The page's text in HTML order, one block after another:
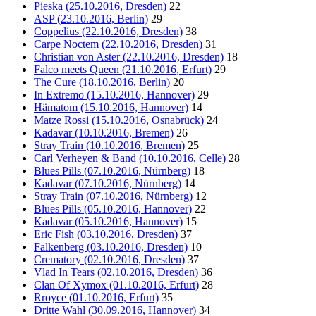
Pieska (25.10.2016, Dresden) 22
ASP (23.10.2016, Berlin) 29
Coppelius (22.10.2016, Dresden) 38
Carpe Noctem (22.10.2016, Dresden) 31
Christian von Aster (22.10.2016, Dresden) 18
Falco meets Queen (21.10.2016, Erfurt) 29
The Cure (18.10.2016, Berlin) 20
In Extremo (15.10.2016, Hannover) 29
Hämatom (15.10.2016, Hannover) 14
Matze Rossi (15.10.2016, Osnabrück) 24
Kadavar (10.10.2016, Bremen) 26
Stray Train (10.10.2016, Bremen) 25
Carl Verheyen & Band (10.10.2016, Celle) 28
Blues Pills (07.10.2016, Nürnberg) 18
Kadavar (07.10.2016, Nürnberg) 14
Stray Train (07.10.2016, Nürnberg) 12
Blues Pills (05.10.2016, Hannover) 22
Kadavar (05.10.2016, Hannover) 15
Eric Fish (03.10.2016, Dresden) 37
Falkenberg (03.10.2016, Dresden) 10
Crematory (02.10.2016, Dresden) 37
Vlad In Tears (02.10.2016, Dresden) 36
Clan Of Xymox (01.10.2016, Erfurt) 28
Rroyce (01.10.2016, Erfurt) 35
Dritte Wahl (30.09.2016, Hannover) 34